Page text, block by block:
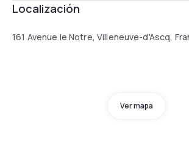
Localización
161 Avenue le Notre, Villeneuve-d'Ascq,
Ver mapa